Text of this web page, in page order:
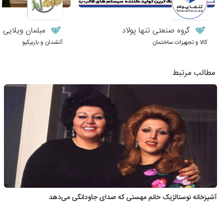
گروه صنعتی تنها پولاد
کالا و تجهیزات ساختمان
مبلمان
آتشدان و باربیکیو
مطالب مرتبط
آشپزخانه نوستالژیک خانم مهستی که صدای جاودانگی می‌دهد